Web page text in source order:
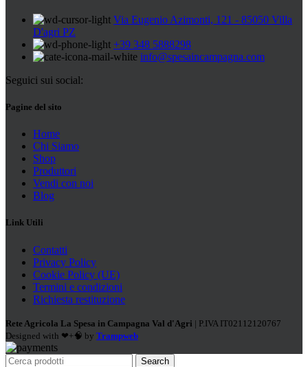
Via Eugenio Azimonti, 121 - 85050 Villa
D'agri PZ
+39 348 5888298
info@spesaincampagna.com
Seguici sui social:
Pagine del sito
Home
Chi Siamo
Shop
Produttori
Vendi con noi
Blog
Link Utili
Contatti
Privacy Policy
Cookie Policy (UE)
Termini e condizioni
Richiesta restituzione
Rete Agricola La Spesa in Campagna Val d'Agri | P.IVA IT02112120767
Designed with ❤+🧠 by Trampweb
Search